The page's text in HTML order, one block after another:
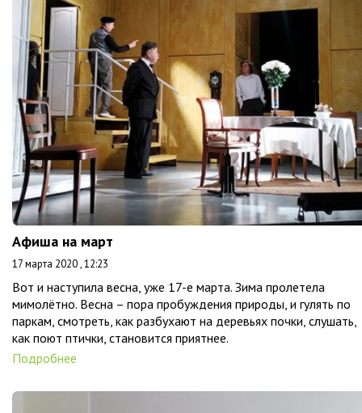
Афиша на март
17 марта 2020 , 12:23
Вот и наступила весна, уже 17-е марта. Зима пролетела
мимолётно. Весна – пора пробуждения природы, и гулять по
паркам, смотреть, как разбухают на деревьях почки, слушать,
как поют птички, становится приятнее.
Подробнее